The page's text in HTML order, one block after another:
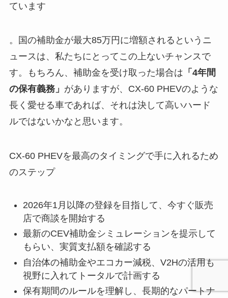
ています
。国の補助金が最大85万円に増額されるというニ
ュースは、私たちにとってこの上ないチャンスで
す。もちろん、補助金を受け取った場合は 「4年間
の保有義務」 がありますが、CX-60 PHEVのような
長く愛せる車であれば、それは決して高いハード
ルではないかなと思います。
CX-60 PHEVを最高のタイミングで手に入れるため
のステップ
2026年1月以降の登録を目指して、今すぐ販売
店で商談を開始する
最新のCEV補助金シミュレーションを提示して
もらい、実質支払額を確認する
自治体の補助金やエコカー減税、V2Hの活用も
視野に入れてトータルで計画する
保有期間のルールを理解し、長期的なパートナ